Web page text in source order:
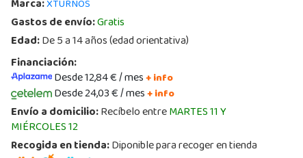
Marca:XTURNOS
Gastos de envío:Gratis
Edad:De 5 a 14 años (edad orientativa)
Financiación:
Desde 12,84 € / mes+ info
Desde 24,03 € / mes+ info
Envío a domicilio:Recíbelo entreMARTES 11 Y
MIÉRCOLES 12
Recogida en tienda:Diponible para recoger en tienda